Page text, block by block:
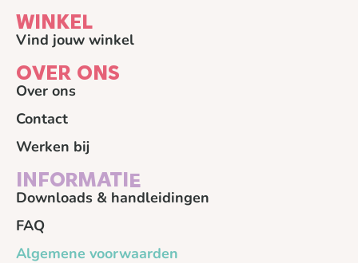
WINKEL
Vind jouw winkel
OVER ONS
Over ons
Contact
Werken bij
INFORMATIE
Downloads & handleidingen
FAQ
Algemene voorwaarden